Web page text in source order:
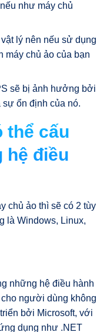
như máy chủ
lý nên nếu sử dụng
máy chủ ảo của bạn
sẽ bị ảnh hưởng bởi
sự ổn định của nó.
thể cấu
hệ điều
chủ ảo thì sẽ có 2 tùy
là Windows, Linux,
những hệ điều hành
người dùng không
bởi Microsoft, với
dụng như .NET